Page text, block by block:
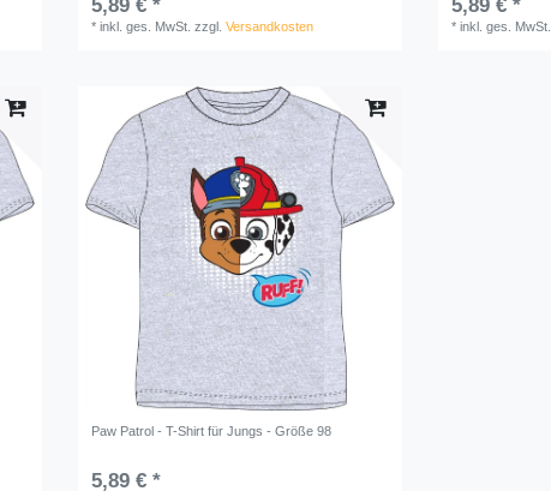
5,89 € *
*inkl. ges. MwSt. zzgl.Versandkosten
5,89 € *
*inkl. ges. MwSt.
Paw Patrol - T-Shirt für Jungs - Größe 98
5,89 € *